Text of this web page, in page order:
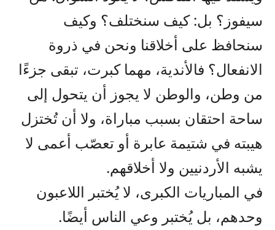
سيفوز؟ بل: كيف سنختلف؟ وكيف
سنحافظ على أخلاقنا ونحن في ذروة
الانفعال؟ فالأندية، مهما كبرت، تبقى جزءًا
من وطن، والوطن لا يجوز أن يتحول إلى
ساحة احتقان بسبب مباراة، ولا أن تُختزل
هيبته في شتيمة عابرة أو تعصّب أعمى لا
يشبه الأردنيين ولا أخلاقهم.
في المباريات الكبرى، لا يُختبر اللاعبون
وحدهم، بل يُختبر وعي الناس أيضًا.